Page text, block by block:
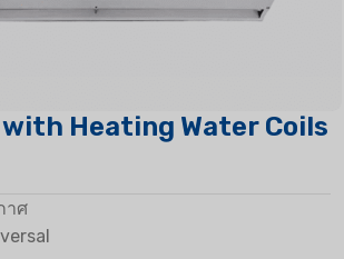
Heating Water Coils
าศ